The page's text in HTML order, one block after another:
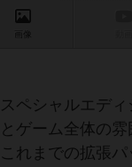
画像
スペシャルエデ
とゲーム全体の雰
これまでの拡張